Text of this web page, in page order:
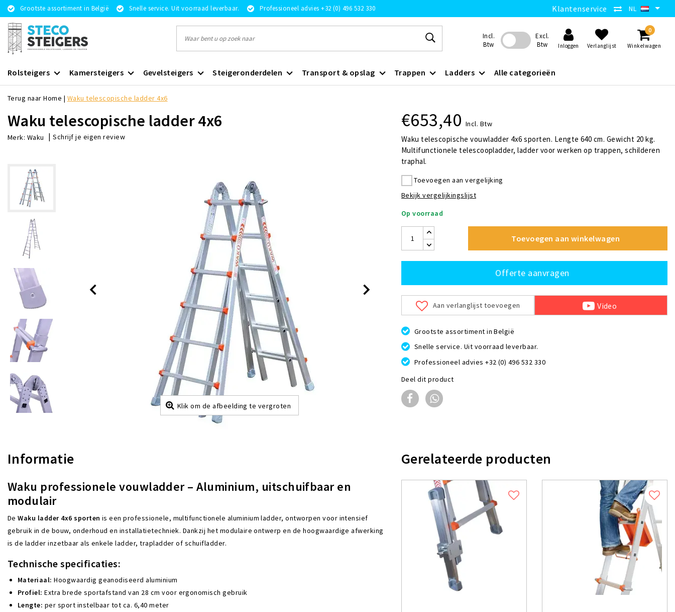
Grootste assortiment in België Snelle service. Uit voorraad leverbaar. Professioneel advies +32 (0) 496 532 330 Klantenservice NL
Incl.
Btw
Excl.
Btw
Inloggen Verlanglijst
0
Winkelwagen
Rolsteigers Kamersteigers Gevelsteigers Steigeronderdelen Transport & opslag Trappen Ladders Alle categorieën
Terug naar Home | Waku telescopische ladder 4x6
Waku telescopische ladder 4x6
Merk: Waku |Schrijf je eigen review
Klik om de afbeelding te vergroten
€653,40 Incl. Btw
Waku telescopische vouwladder 4x6 sporten. Lengte 640 cm. Gewicht 20 kg.
Multifunctionele telescoopladder, ladder voor werken op trappen, schilderen
traphal.
Toevoegen aan vergelijking
Bekijk vergelijkingslijst
Op voorraad
Toevoegen aan winkelwagen
Offerte aanvragen
Aan verlanglijst toevoegen Video
Grootste assortiment in België
Snelle service. Uit voorraad leverbaar.
Professioneel advies +32 (0) 496 532 330
Deel dit product
Informatie
Waku professionele vouwladder – Aluminium, uitschuifbaar en
modulair
DeWaku ladder 4x6 sporten is een professionele, multifunctionele aluminium ladder, ontworpen voor intensief
gebruik in de bouw, onderhoud en installatietechniek. Dankzij het modulaire ontwerp en de hoogwaardige afwerking
is de ladder inzetbaar als enkele ladder, trapladder of schuifladder.
Technische specificaties:
Materiaal: Hoogwaardig geanodiseerd aluminium
Profiel: Extra brede sportafstand van 28 cm voor ergonomisch gebruik
Lengte: per sport instelbaar tot ca. 6,40 meter
Gerelateerde producten